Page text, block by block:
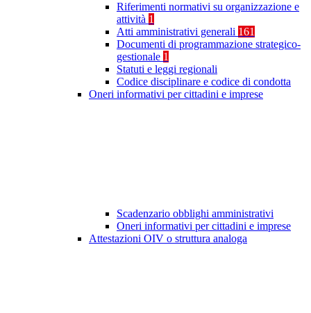
Riferimenti normativi su organizzazione e
attività 1
Atti amministrativi generali 161
Documenti di programmazione strategico-
gestionale 1
Statuti e leggi regionali
Codice disciplinare e codice di condotta
Oneri informativi per cittadini e imprese
Scadenzario obblighi amministrativi
Oneri informativi per cittadini e imprese
Attestazioni OIV o struttura analoga